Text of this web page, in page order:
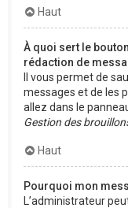
Haut
À quoi sert le
rédaction de
Il vous permet de
messages et de les
allez dans le
Gestion des
Haut
Pourquoi mon
L’administrateur